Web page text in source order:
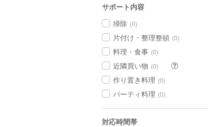
サポート内容
掃除 (0)
片付け・整理整頓 (0)
料理・食事 (0)
近隣買い物 (0)
作り置き料理 (0)
パーティ料理 (0)
対応時間帯